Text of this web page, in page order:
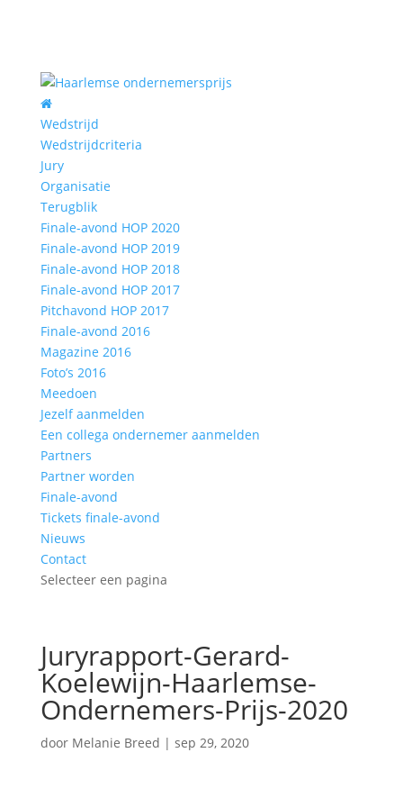
Wedstrijd
Wedstrijdcriteria
Jury
Organisatie
Terugblik
Finale-avond HOP 2020
Finale-avond HOP 2019
Finale-avond HOP 2018
Finale-avond HOP 2017
Pitchavond HOP 2017
Finale-avond 2016
Magazine 2016
Foto’s 2016
Meedoen
Jezelf aanmelden
Een collega ondernemer aanmelden
Partners
Partner worden
Finale-avond
Tickets finale-avond
Nieuws
Contact
Selecteer een pagina
Juryrapport-Gerard-
Koelewijn-Haarlemse-
Ondernemers-Prijs-2020
door Melanie Breed | sep 29, 2020